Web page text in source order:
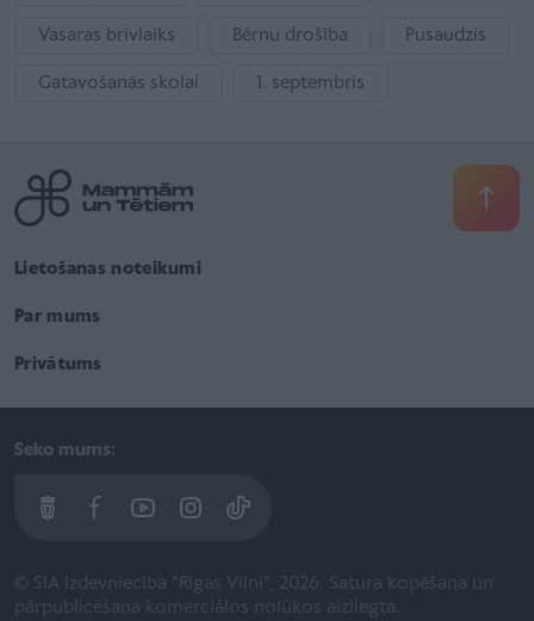
Vasaras brīvlaiks Bērnu drošība Pusaudzis
Gatavošanās skolai 1. septembris
Lietošanas noteikumi
Par mums
Privātums
Seko mums:
© SIA Izdevniecība "Rīgas Viļņi", 2026. Satura kopēšana un
pārpublicēšana komerciālos nolūkos aizliegta.